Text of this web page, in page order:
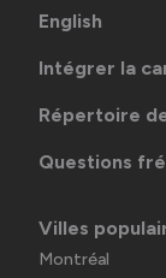
English
Intégrer la
Répertoire
Questions
Villes
Montréal